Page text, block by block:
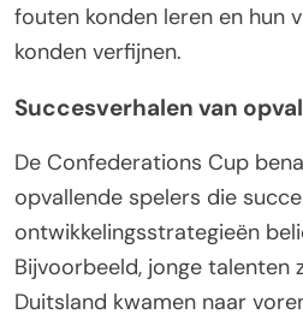
fouten konden leren en hun
konden verfijnen.
Succesverhalen van
De Confederations Cup
opvallende spelers die
ontwikkelingsstrategieën
Bijvoorbeeld, jonge talenten
Duitsland kwamen naar